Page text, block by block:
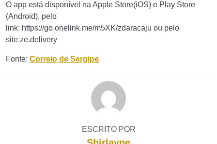
O app está disponível na Apple Store(iOS) e Play Store
(Android), pelo
link: https://go.onelink.me/m5XK/zdaracaju ou pelo
site ze.delivery
Fonte: Correio de Sergipe
ESCRITO POR